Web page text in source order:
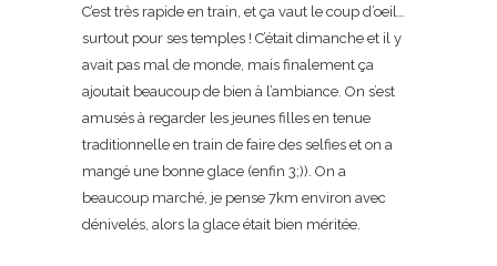
C’est très rapide en train, et ça vaut le coup d’oeil…
surtout pour ses temples ! C’était dimanche et il y
avait pas mal de monde, mais finalement ça
ajoutait beaucoup de bien à l’ambiance. On s’est
amusés à regarder les jeunes filles en tenue
traditionnelle en train de faire des selfies et on a
mangé une bonne glace (enfin 3;)). On a
beaucoup marché, je pense 7km environ avec
dénivelés, alors la glace était bien méritée.